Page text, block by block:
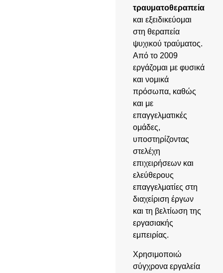
τραυματοθεραπεία
και εξειδικεύομαι
στη θεραπεία
ψυχικού τραύματος.
Από το 2009
εργάζομαι με φυσικά
και νομικά
πρόσωπα, καθώς
και με
επαγγελματικές
ομάδες,
υποστηρίζοντας
στελέχη
επιχειρήσεων και
ελεύθερους
επαγγελματίες στη
διαχείριση έργων
και τη βελτίωση της
εργασιακής
εμπειρίας.
Χρησιμοποιώ
σύγχρονα εργαλεία